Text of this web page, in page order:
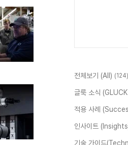
전체보기 (All) (124)
글룩 소식
적용 사례
인사이트
기술 가이드